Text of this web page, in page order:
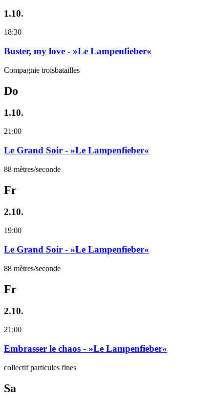
1.10.
18:30
Buster, my love - »Le Lampenfieber«
Compagnie troisbatailles
Do
1.10.
21:00
Le Grand Soir - »Le Lampenfieber«
88 mètres/seconde
Fr
2.10.
19:00
Le Grand Soir - »Le Lampenfieber«
88 mètres/seconde
Fr
2.10.
21:00
Embrasser le chaos - »Le Lampenfieber«
collectif particules fines
Sa